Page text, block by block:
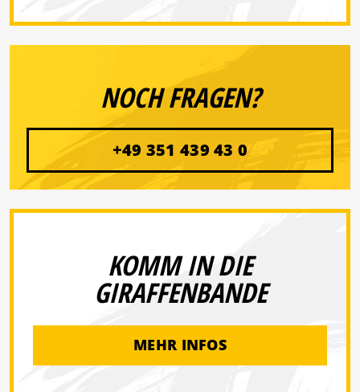
NOCH FRAGEN?
+49 351 439 43 0
KOMM IN DIE
GIRAFFENBANDE
MEHR INFOS